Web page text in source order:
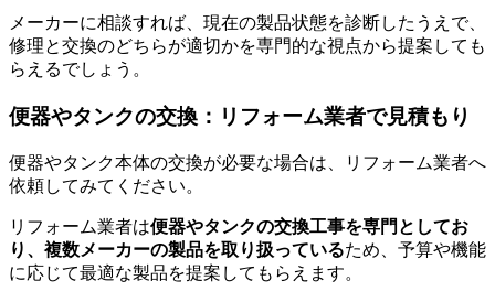
メーカーに相談すれば、現在の製品状態を診断したうえで、
修理と交換のどちらが適切かを専門的な視点から提案しても
らえるでしょう。
便器やタンクの交換：リフォーム業者で見積もり
便器やタンク本体の交換が必要な場合は、リフォーム業者へ
依頼してみてください。
リフォーム業者は便器やタンクの交換工事を専門としてお
り、複数メーカーの製品を取り扱っているため、予算や機能
に応じて最適な製品を提案してもらえます。